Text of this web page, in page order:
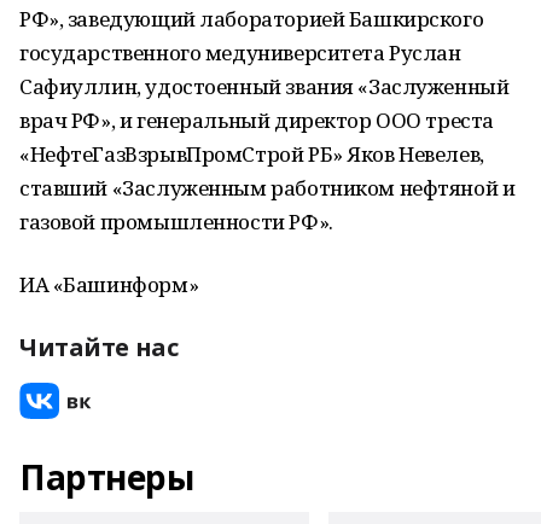
РФ», заведующий лабораторией Башкирского
государственного медуниверситета Руслан
Сафиуллин, удостоенный звания «Заслуженный
врач РФ», и генеральный директор ООО треста
«НефтеГазВзрывПромСтрой РБ» Яков Невелев,
ставший «Заслуженным работником нефтяной и
газовой промышленности РФ».
ИА «Башинформ»
Читайте нас
Партнеры